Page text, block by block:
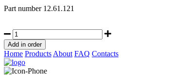
Part number 12.61.121
Home ProductsAbout FAQ Contacts